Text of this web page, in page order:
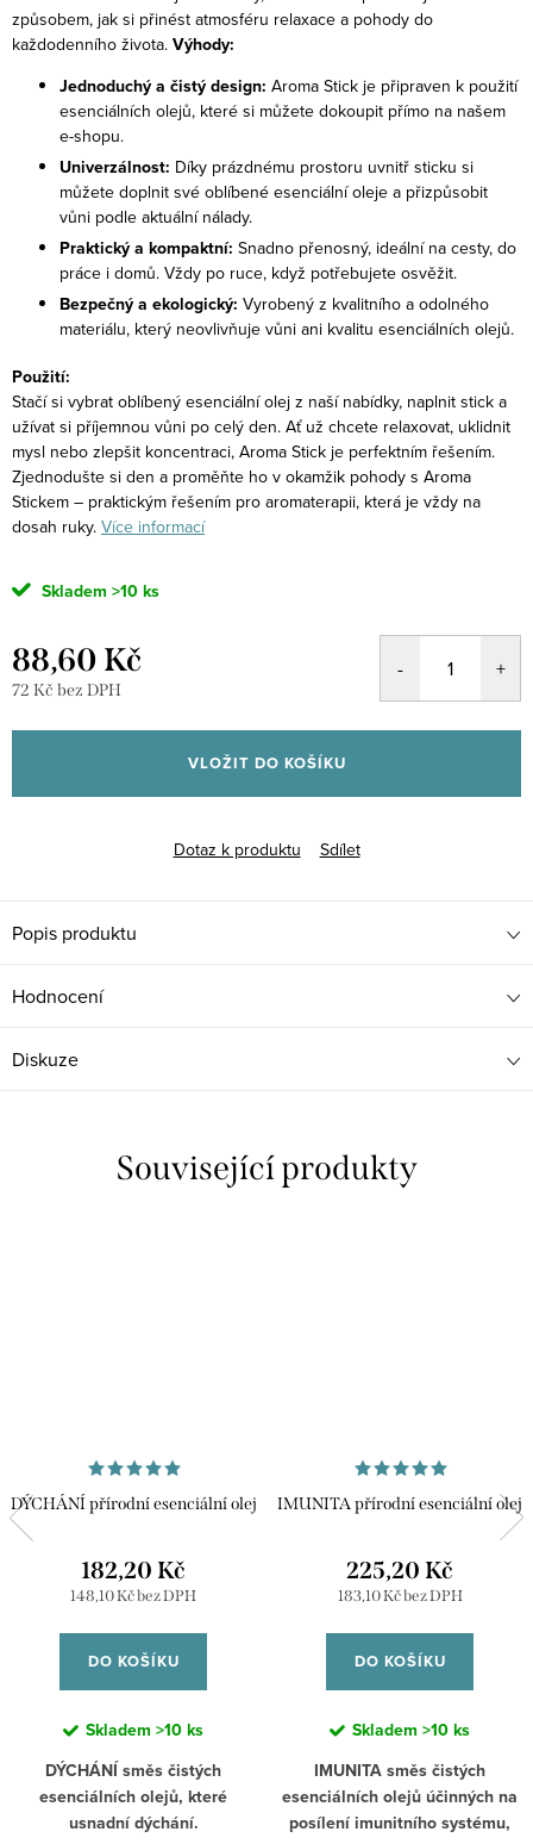
způsobem, jak si přinést atmosféru relaxace a pohody do
každodenního života. Výhody:
Jednoduchý a čistý design: Aroma Stick je připraven k použití
esenciálních olejů, které si můžete dokoupit přímo na našem
e-shopu.
Univerzálnost: Díky prázdnému prostoru uvnitř sticku si
můžete doplnit své oblíbené esenciální oleje a přizpůsobit
vůni podle aktuální nálady.
Praktický a kompaktní: Snadno přenosný, ideální na cesty, do
práce i domů. Vždy po ruce, když potřebujete osvěžit.
Bezpečný a ekologický: Vyrobený z kvalitního a odolného
materiálu, který neovlivňuje vůni ani kvalitu esenciálních olejů.
Použití:
Stačí si vybrat oblíbený esenciální olej z naší nabídky, naplnit stick a
užívat si příjemnou vůni po celý den. Ať už chcete relaxovat, uklidnit
mysl nebo zlepšit koncentraci, Aroma Stick je perfektním řešením.
Zjednodušte si den a proměňte ho v okamžik pohody s Aroma
Stickem – praktickým řešením pro aromaterapii, která je vždy na
dosah ruky. Více informací
Skladem >10 ks
88,60 Kč
72 Kč bez DPH
cena:
VLOŽIT DO KOŠÍKU
Dotaz k produktu Sdílet
Popis produktu
Hodnocení
Diskuze
Související produkty
DÝCHÁNÍ přírodní esenciální olej
148,10 Kč bez DPH
182,20 Kč
DO KOŠÍKU
Skladem >10 ks
DÝCHÁNÍ směs čistých
esenciálních olejů, které
usnadní dýchání.
IMUNITA přírodní esenciální olej
183,10 Kč bez DPH
225,20 Kč
DO KOŠÍKU
Skladem >10 ks
IMUNITA směs čistých
esenciálních olejů účinných na
posílení imunitního systému,